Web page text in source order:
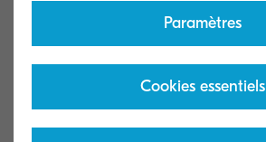
Recherche avancée
Utilisez nos connaissances et trouver les
informations techniques dont vous avez
besoin.
Paramètres
Cookies essentiels